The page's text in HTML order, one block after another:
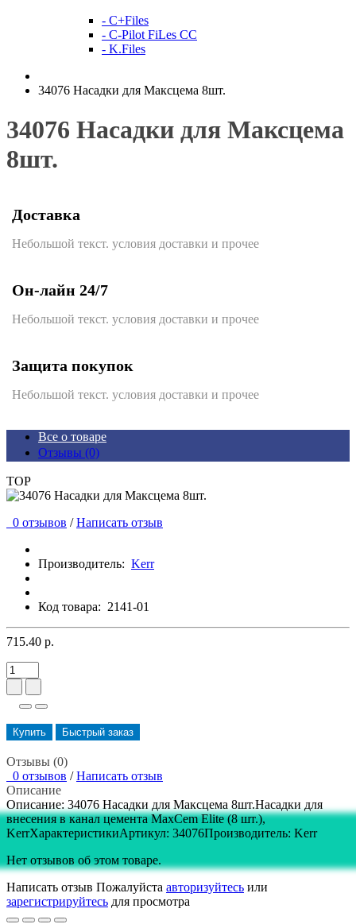
- C+Files
- C-Pilot FiLes CC
- K.Files
34076 Насадки для Максцема 8шт.
34076 Насадки для Максцема
8шт.
Доставка
Небольшой текст. условия доставки и прочее
Он-лайн 24/7
Небольшой текст. условия доставки и прочее
Защита покупок
Небольшой текст. условия доставки и прочее
Все о товаре
Отзывы (0)
TOP
0 отзывов / Написать отзыв
Производитель: Kerr
Код товара: 2141-01
715.40 р.
Купить Быстрый заказ
Отзывы (0)
0 отзывов / Написать отзыв
Описание
Описание: 34076 Насадки для Максцема 8шт.Насадки для
внесения в канал цемента MaxCem Elite (8 шт.),
KerrХарактеристикиАртикул: 34076Производитель: Kerr
Нет отзывов об этом товаре.
Написать отзыв Пожалуйста авторизуйтесь или
зарегистрируйтесь для просмотра